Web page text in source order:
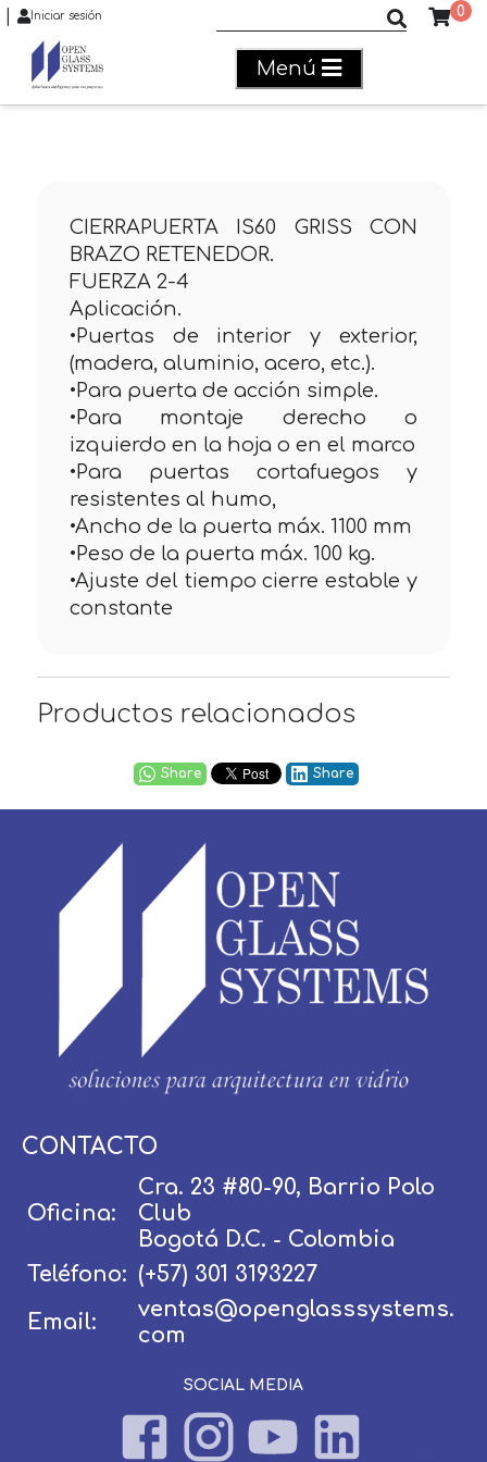
Iniciar sesión 0
Menú
CIERRAPUERTA IS60 GRISS CON
BRAZO RETENEDOR.
FUERZA 2-4
Aplicación.
•Puertas de interior y exterior,
(madera, aluminio, acero, etc.).
•Para puerta de acción simple.
•Para montaje derecho o
izquierdo en la hoja o en el marco
•Para puertas cortafuegos y
resistentes al humo,
•Ancho de la puerta máx. 1100 mm
•Peso de la puerta máx. 100 kg.
•Ajuste del tiempo cierre estable y
constante
Productos relacionados
Share Share
CONTACTO
Oficina:
Cra. 23 #80-90, Barrio Polo
Club
Bogotá D.C. - Colombia
Teléfono: (+57) 301 3193227
Email:
ventas@openglasssystems.
com
SOCIAL MEDIA
Contraseña:
Recordar Olvidé mi contraseña
Ingresar